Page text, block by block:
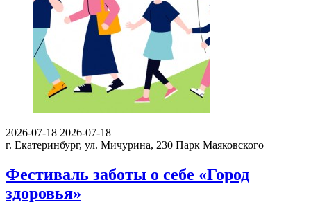
2026-07-18 2026-07-18
г. Екатеринбург, ул. Мичурина, 230 Парк Маяковского
Фестиваль заботы о себе «Город
здоровья»